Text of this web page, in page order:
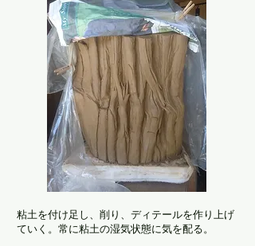
粘土を付け足し、削り、ディテールを作り上げ
ていく。常に粘土の湿気状態に気を配る。